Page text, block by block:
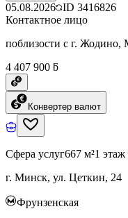
05.08.2026 ID 3416826
Контактное лицо
поблизости с г. Жодино,
4 407 900 ƃ
Конвертер валют
Сфера услуг667 м²1 этаж
г. Минск, ул. Цеткин, 24
Фрунзенская